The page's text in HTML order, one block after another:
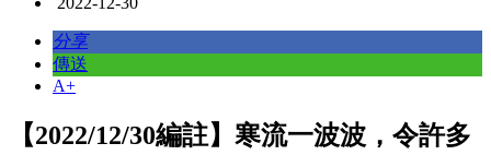
分享
傳送
A+
【2022/12/30編註】寒流一波波，令許多